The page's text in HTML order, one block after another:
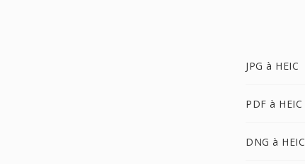
JPG à HEIC
PDF à HEIC
DNG à HEIC